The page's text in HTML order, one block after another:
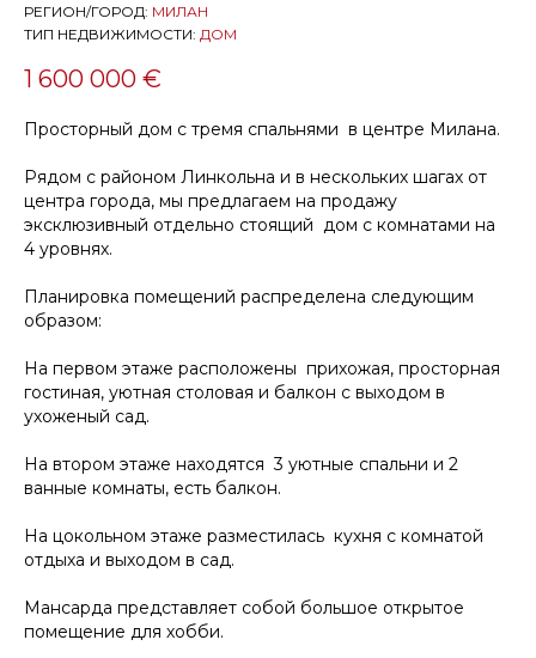
РЕГИОН/ГОРОД: МИЛАН
ТИП НЕДВИЖИМОСТИ: ДОМ
1 600 000 €
Просторный дом с тремя спальнями в центре Милана.
Рядом с районом Линкольна и в нескольких шагах от
центра города, мы предлагаем на продажу
эксклюзивный отдельно стоящий дом с комнатами на
4 уровнях.
Планировка помещений распределена следующим
образом:
На первом этаже расположены прихожая, просторная
гостиная, уютная столовая и балкон с выходом в
ухоженый сад.
На втором этаже находятся 3 уютные спальни и 2
ванные комнаты, есть балкон.
На цокольном этаже разместилась кухня с комнатой
отдыха и выходом в сад.
Мансарда представляет собой большое открытое
помещение для хобби.